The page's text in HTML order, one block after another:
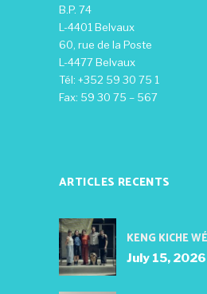
B.P. 74
L-4401 Belvaux
60, rue de la Poste
L-4477 Belvaux
Tél: +352 59 30 75 1
Fax: 59 30 75 – 567
ARTICLES RECENTS
KENG KICHE
July 15, 2026